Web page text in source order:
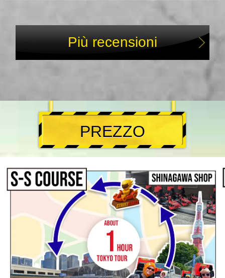
Più recensioni
PREZZO